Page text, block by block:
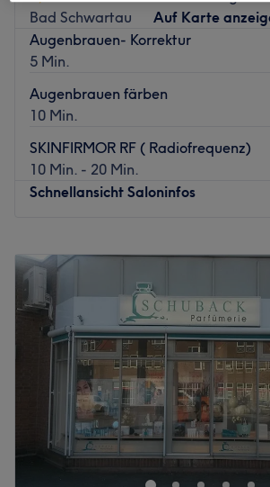
Bad Schwartau
Auf Karte
Augenbrauen- Korrektur
5 Min.
Augenbrauen färben
10 Min.
SKINFIRMOR RF ( Radiofrequenz)
10 Min. - 20 Min.
Schnellansicht Saloninfos
Dienstag
Donnerstag
Freitag
Samstag
Sonntag
Gesichtsbehandlungen auf höchstem
'Das Sonnenstudio - Place 2b Beauty
zertifizierte Babor-Institut ist die
Beauty-Begeisterte in Bad Schwartau!